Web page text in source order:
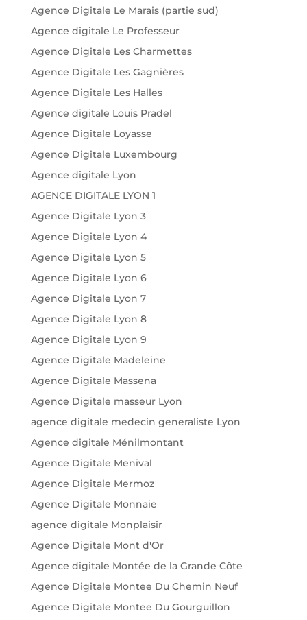
Agence Digitale Le Marais (partie sud)
Agence digitale Le Professeur
Agence Digitale Les Charmettes
Agence Digitale Les Gagnières
Agence Digitale Les Halles
Agence digitale Louis Pradel
Agence Digitale Loyasse
Agence Digitale Luxembourg
Agence digitale Lyon
AGENCE DIGITALE LYON 1
Agence Digitale Lyon 3
Agence Digitale Lyon 4
Agence Digitale Lyon 5
Agence Digitale Lyon 6
Agence Digitale Lyon 7
Agence Digitale Lyon 8
Agence Digitale Lyon 9
Agence Digitale Madeleine
Agence Digitale Massena
Agence Digitale masseur Lyon
agence digitale medecin generaliste Lyon
Agence digitale Ménilmontant
Agence Digitale Menival
Agence Digitale Mermoz
Agence Digitale Monnaie
agence digitale Monplaisir
Agence Digitale Mont d'Or
Agence digitale Montée de la Grande Côte
Agence Digitale Montee Du Chemin Neuf
Agence Digitale Montee Du Gourguillon